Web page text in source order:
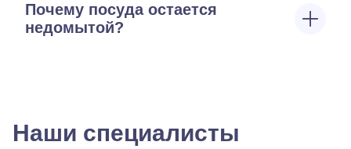
Почему посуда остается
недомытой?
Наши специалисты